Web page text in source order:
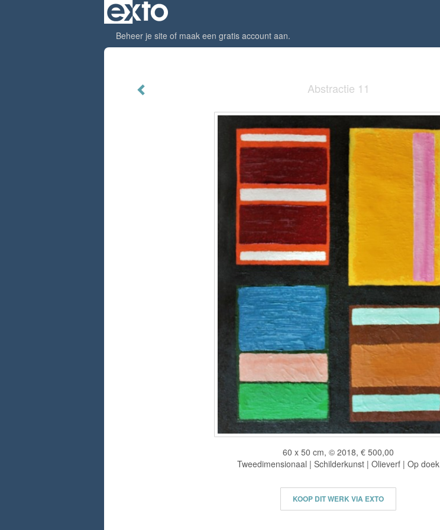
Beheer je site of maak een gratis account aan.
Abstractie 11
60 x 50 cm, © 2018, € 500,00
Tweedimensionaal | Schilderkunst | Olieverf | Op doek
KOOP DIT WERK VIA EXTO